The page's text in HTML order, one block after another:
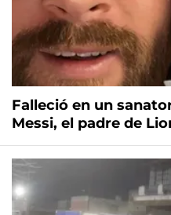
Falleció en un
Messi, el padre de